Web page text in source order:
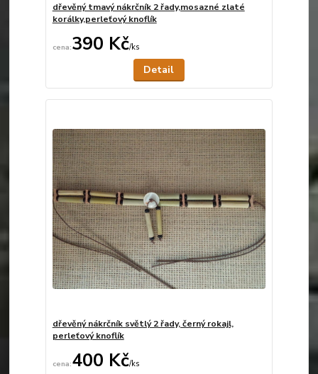
dřevěný tmavý nákrčník 2 řady,mosazné zlaté
korálky,perleťový knoflík
390 Kč/ks
Detail
dřevěný nákrčník světlý 2 řady, černý rokajl,
perleťový knoflík
400 Kč/ks